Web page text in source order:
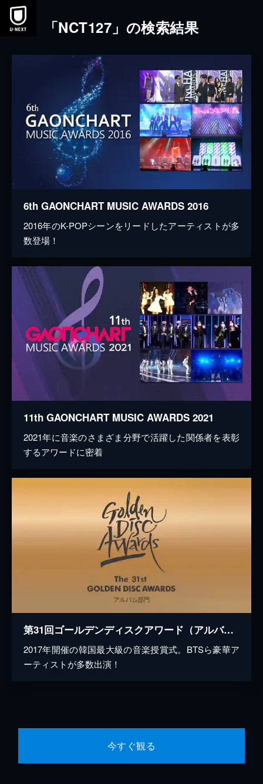
本文へスキップ
「NCT127」の検索結果
6th GAONCHART MUSIC AWARDS 2016
2016年のK-POPシーンをリードしたアーティストが多
数登場！
11th GAONCHART MUSIC AWARDS 2021
2021年に音楽のさまざま分野で活躍した関係者を表彰
するアワードに密着
第31回ゴールデンディスクアワード（アルバム部門）
2017年開催の韓国最大級の音楽授賞式。BTSら豪華ア
ーティストが多数出演！
今すぐ観る